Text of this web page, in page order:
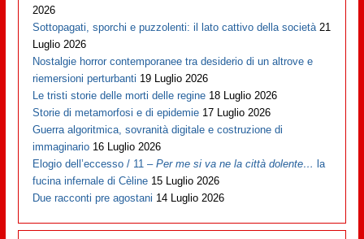
2026
Sottopagati, sporchi e puzzolenti: il lato cattivo della società 21
Luglio 2026
Nostalgie horror contemporanee tra desiderio di un altrove e
riemersioni perturbanti 19 Luglio 2026
Le tristi storie delle morti delle regine 18 Luglio 2026
Storie di metamorfosi e di epidemie 17 Luglio 2026
Guerra algoritmica, sovranità digitale e costruzione di
immaginario 16 Luglio 2026
Elogio dell’eccesso / 11 –Per me si va ne la città dolente… la
fucina infernale di Cèline 15 Luglio 2026
Due racconti pre agostani 14 Luglio 2026